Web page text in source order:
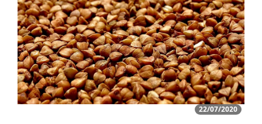
22/07/2020